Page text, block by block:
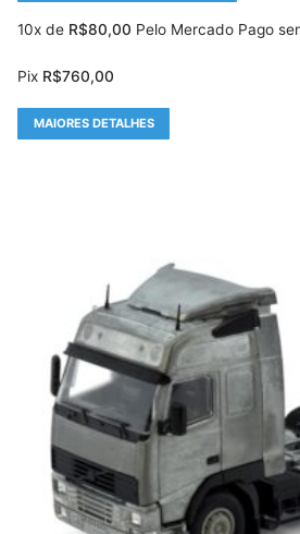
10x de R$80,00 Pelo Mercado Pago
Pix R$760,00
MAIORES DETALHES